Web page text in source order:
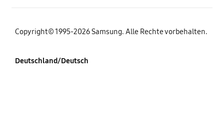
Copyright© 1995-2026 Samsung. Alle Rechte vorbehalten.
Deutschland/Deutsch